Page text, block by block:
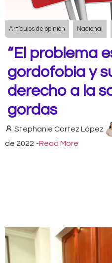
Artículos de opinión Nacional
“El problema
gordofobia y
derecho a la
gordas
Stephanie Cortez López
de 2022 -Read More